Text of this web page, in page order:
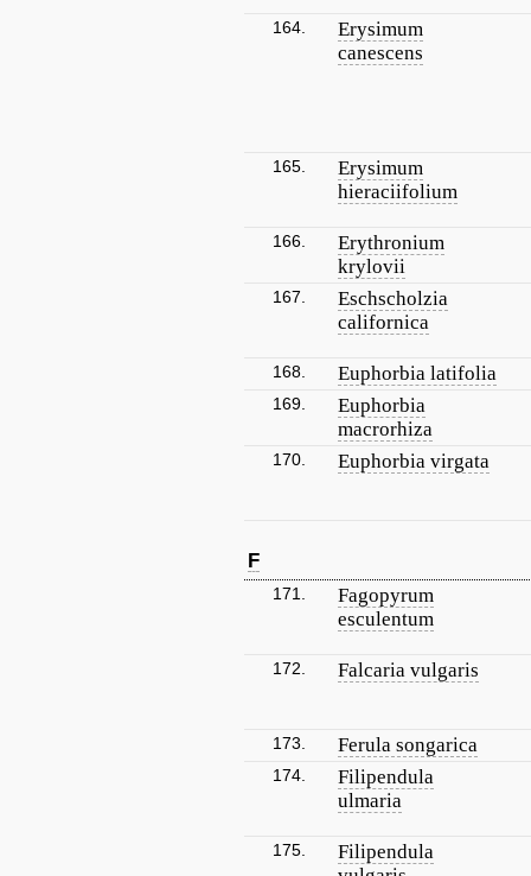
164.
Erysimum
canescens
165.
Erysimum
hieraciifolium
166.
Erythronium
krylovii
167.
Eschscholzia
californica
168. Euphorbia latifolia
169.
Euphorbia
macrorhiza
170. Euphorbia virgata
F
171.
Fagopyrum
esculentum
172. Falcaria vulgaris
173. Ferula songarica
174.
Filipendula
ulmaria
175.
Filipendula